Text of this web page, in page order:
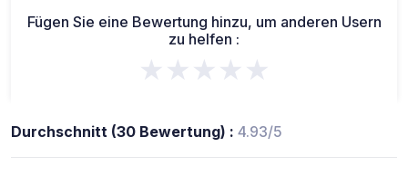
Fügen Sie eine Bewertung hinzu, um anderen Usern
zu helfen :
★★★★★
Durchschnitt (30 Bewertung) : 4.93/5